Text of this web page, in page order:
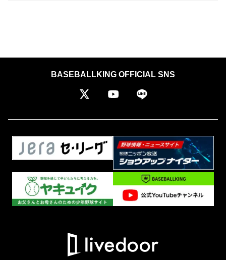
BASEBALLKING OFFICIAL SNS